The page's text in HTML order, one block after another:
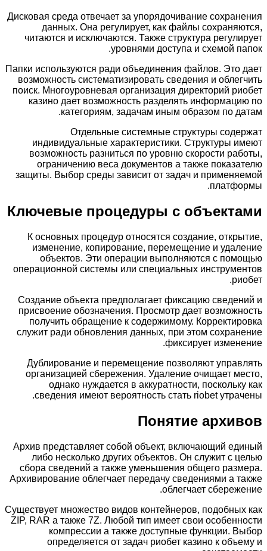
Дисковая среда отвечает за упорядочивание сохранения
данных. Она регулирует, как файлы сохраняются,
читаются и исключаются. Также структура регулирует
уровнями доступа и схемой папок.
Папки используются ради объединения файлов. Это дает
возможность систематизировать сведения и облегчить
поиск. Многоуровневая организация директорий риобет
казино дает возможность разделять информацию по
категориям, задачам иным образом по датам.
Отдельные системные структуры содержат
индивидуальные характеристики. Структуры имеют
возможность разниться по уровню скорости работы,
ограничению веса документов а также показателю
защиты. Выбор среды зависит от задач и применяемой
платформы.
Ключевые процедуры с объектами
К основных процедур относятся создание, открытие,
изменение, копирование, перемещение и удаление
объектов. Эти операции выполняются с помощью
операционной системы или специальных инструментов
риобет.
Создание объекта предполагает фиксацию сведений и
присвоение обозначения. Просмотр дает возможность
получить обращение к содержимому. Корректировка
служит ради обновления данных, при этом сохранение
фиксирует изменение.
Дублирование и перемещение позволяют управлять
организацией сбережения. Удаление очищает место,
однако нуждается в аккуратности, поскольку как
сведения имеют вероятность стать riobet утрачены.
Понятие архивов
Архив представляет собой объект, включающий единый
либо несколько других объектов. Он служит с целью
сбора сведений а также уменьшения общего размера.
Архивирование облегчает передачу сведениями а также
облегчает сбережение.
Существует множество видов контейнеров, подобных как
ZIP, RAR а также 7Z. Любой тип имеет свои особенности
компрессии а также доступные функции. Выбор
определяется от задач риобет казино к объему и